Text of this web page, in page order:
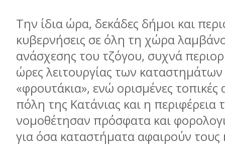
Την ίδια ώρα, δεκάδες δήµοι και
κυβερνήσεις σε όλη τη χώρα
ανάσχεσης του τζόγου, συχνά
ώρες λειτουργίας των
«φρουτάκια», ενώ ορισµένες
πόλη της Κατάνιας και η περιφέρεια
νοµοθέτησαν πρόσφατα και
για όσα καταστήµατα αφαιρούν τους